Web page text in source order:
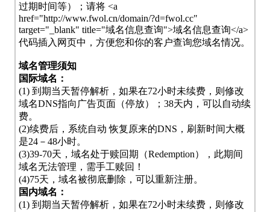
过期时间等）；请将 <a
href="http://www.fwol.cn/domain/?d=fwol.cc"
target="_blank" title="域名信息查询">域名信息查询</a>
代码插入网页中，方便您和你的客户查询您域名情况。
域名管理须知
国际域名：
(1) 到期当天暂停解析，如果在72小时未续费，则修改
域名DNS指向广告页面（停放）；38天内，可以自动续
费。
(2)续费后，系统自动 恢复原来的DNS，刷新时间大概
是24－48小时。
(3)39-70天，域名处于赎回期（Redemption），此期间
域名无法管理，需手工赎回！
(4)75天，域名被彻底删除，可以重新注册。
国内域名：
(1) 到期当天暂停解析，如果在72小时未续费，则修改